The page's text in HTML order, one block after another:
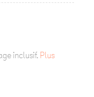
inclusif. Plus